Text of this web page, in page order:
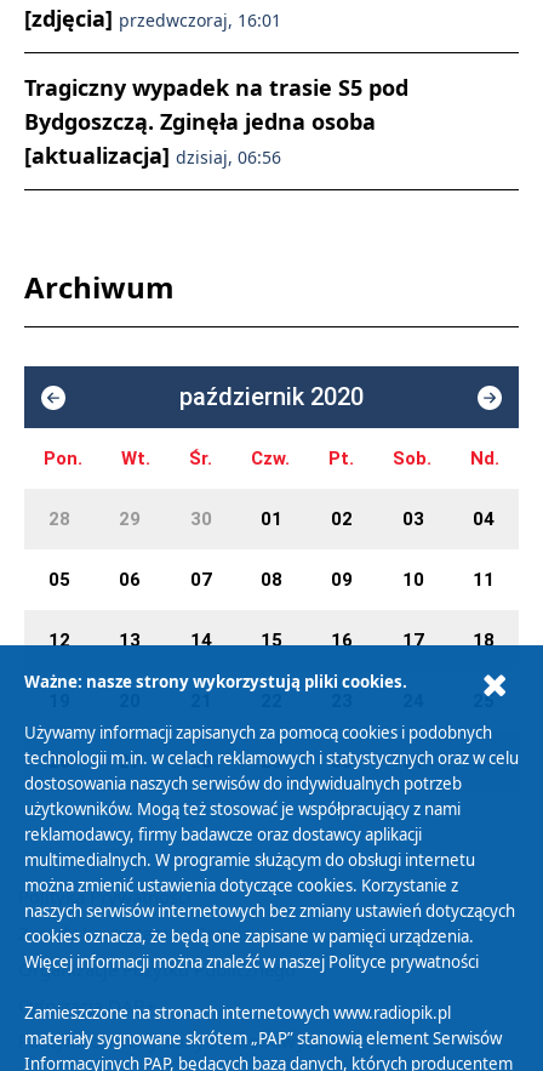
[zdjęcia] przedwczoraj, 16:01
Tragiczny wypadek na trasie S5 pod
Bydgoszczą. Zginęła jedna osoba
[aktualizacja] dzisiaj, 06:56
Archiwum
październik 2020
Pon. Wt. Śr. Czw. Pt. Sob. Nd.
28 29 30 01 02 03 04
05 06 07 08 09 10 11
12 13 14 15 16 17 18
25
26 27 28 29 30 31 01
Polityka Prywatności
Zasady korzystania z Serwisu
Organizacje Pożytku Publicznego
Cyfryzacja DAB+
Polityka ochrony danych osobowych
Ważne: nasze strony wykorzystują pliki cookies.
Używamy informacji zapisanych za pomocą cookies i podobnych
technologii m.in. w celach reklamowych i statystycznych oraz w celu
dostosowania naszych serwisów do indywidualnych potrzeb
użytkowników. Mogą też stosować je współpracujący z nami
reklamodawcy, firmy badawcze oraz dostawcy aplikacji
multimedialnych. W programie służącym do obsługi internetu
można zmienić ustawienia dotyczące cookies. Korzystanie z
naszych serwisów internetowych bez zmiany ustawień dotyczących
cookies oznacza, że będą one zapisane w pamięci urządzenia.
Więcej informacji można znaleźć w naszej Polityce prywatności
Zamieszczone na stronach internetowych www.radiopik.pl
materiały sygnowane skrótem „PAP” stanowią element Serwisów
Informacyjnych PAP, będących bazą danych, których producentem